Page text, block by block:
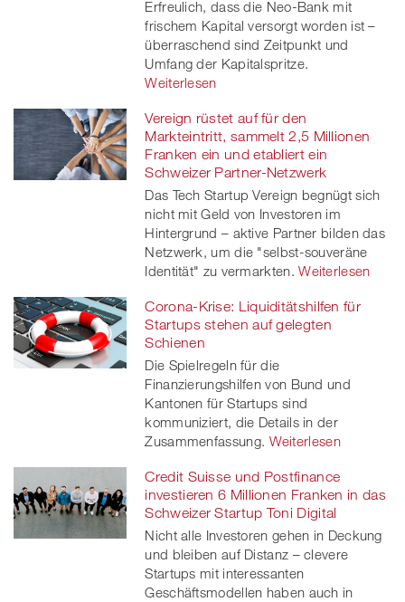
Erfreulich, dass die Neo-Bank mit
frischem Kapital versorgt worden ist –
überraschend sind Zeitpunkt und
Umfang der Kapitalspritze.
Weiterlesen
Vereign rüstet auf für den
Markteintritt, sammelt 2,5 Millionen
Franken ein und etabliert ein
Schweizer Partner-Netzwerk
Das Tech Startup Vereign begnügt sich
nicht mit Geld von Investoren im
Hintergrund – aktive Partner bilden das
Netzwerk, um die "selbst-souveräne
Identität" zu vermarkten. Weiterlesen
Corona-Krise: Liquiditätshilfen für
Startups stehen auf gelegten
Schienen
Die Spielregeln für die
Finanzierungshilfen von Bund und
Kantonen für Startups sind
kommuniziert, die Details in der
Zusammenfassung. Weiterlesen
Credit Suisse und Postfinance
investieren 6 Millionen Franken in das
Schweizer Startup Toni Digital
Nicht alle Investoren gehen in Deckung
und bleiben auf Distanz – clevere
Startups mit interessanten
Geschäftsmodellen haben auch in